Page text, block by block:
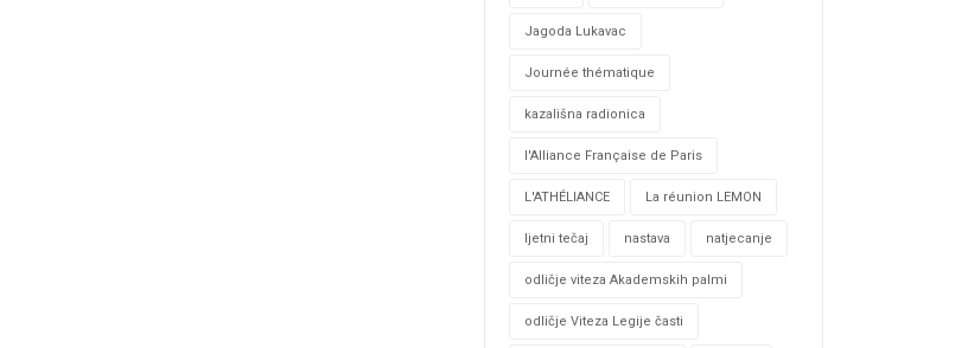
Jagoda Lukavac
Journée thématique
kazališna radionica
l'Alliance Française de Paris
L'ATHÉLIANCE La réunion LEMON
ljetni tečaj nastava natjecanje
odličje viteza Akademskih palmi
odličje Viteza Legije časti